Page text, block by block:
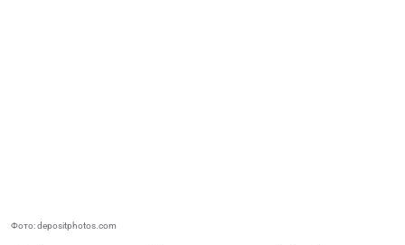
Фото: depositphotos.com